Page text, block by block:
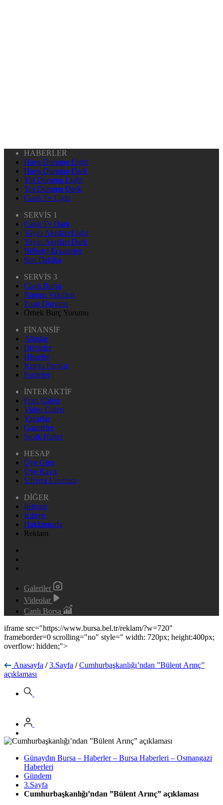
HABERLER
Hava Durumu Light
Hava Durumu Dark
Yol Durumu Light
Yol Durumu Dark
Canlı Tv Light
SERVİS 1
Canlı Tv Dark
Yayın Akışları Light
Yayın Akışları Dark
Nöbetçi Eczaneler
Son Dakika
SERVİS 3
Canlı Borsa
Namaz Vakitleri
Puan Durumu
Örnek Burç Yorumu
FİNANSİF
Altınlar
Dövizler
Hisseler
Kripto Paralar
Pariteler
İNTERAKTİF
Foto Galeri
Video Galeri
Yazarlar
Gazeteler
Sıcak Haber
HESAP
Üye Giriş
Üye Kayıt
Şifremi Unuttum
DİĞER
İletişim
Künye
Hakkımızda
Reklam
Galeriler
Videolar
Canlı Borsa
iframe src="https://www.bursa.bel.tr/reklam/?w=720"
frameborder=0 scrolling="no" style=" width: 720px; height:400px;
overflow: hidden;">
Anasayfa / 3.Sayfa / Cumhurbaşkanlığı’ndan ”Bülent Arınç”
açıklaması
Günaydın Bursa – Haberler – Bursa Haberleri – Osmangazi
Haberleri
Gündem
3.Sayfa
Cumhurbaşkanlığı’ndan ”Bülent Arınç” açıklaması